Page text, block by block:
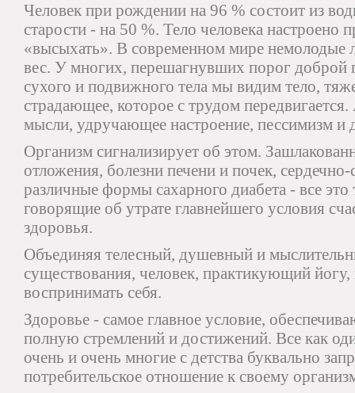
Человек при рождении на 96 % состоит из
старости - на 50 %. Тело человека настроено
«высыхать». В современном мире немолодые
вес. У многих, перешагнувших порог доброй
сухого и подвижного тела мы видим тело,
страдающее, которое с трудом
мысли, удручающее настроение, пессимизм и
Организм сигнализирует об этом.
отложения, болезни печени и почек,
различные формы сахарного диабета - все
говорящие об утрате главнейшего условия
здоровья.
Объединяя телесный, душевный и
существования, человек, практикующий
воспринимать себя.
Здоровье - самое главное условие,
полную стремлений и достижений. Все как
очень и очень многие с детства буквально
потребительское отношение к своему